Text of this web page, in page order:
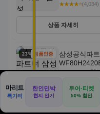
★★★★⭐(4,034)
상품 자세히
23% 할인정품인증
삼성공식파
조기 20kg
2,999,000원
🏠
💬
✈️
🏠
마리트
특가픽
한인민박
현지 인기
투어·티켓
50% 할인